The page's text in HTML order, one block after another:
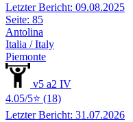
Letzter Bericht: 09.08.2025
Seite: 85
Antolina
Italia / Italy
Piemonte
v5 a2 IV
4.05/5⭐ (18)
Letzter Bericht: 31.07.2026